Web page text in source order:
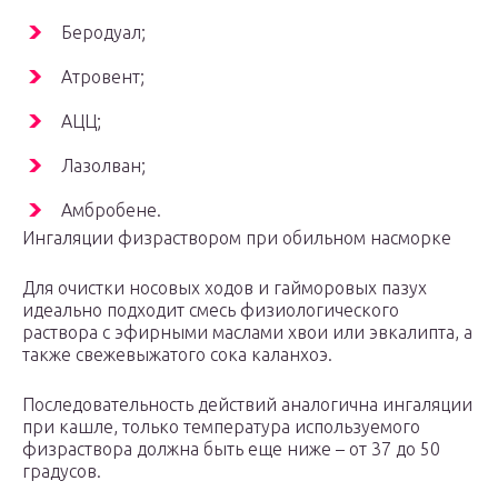
Беродуал;
Атровент;
АЦЦ;
Лазолван;
Амбробене.
Ингаляции физраствором при обильном насморке
Для очистки носовых ходов и гайморовых пазух
идеально подходит смесь физиологического
раствора с эфирными маслами хвои или эвкалипта, а
также свежевыжатого сока каланхоэ.
Последовательность действий аналогична ингаляции
при кашле, только температура используемого
физраствора должна быть еще ниже – от 37 до 50
градусов.